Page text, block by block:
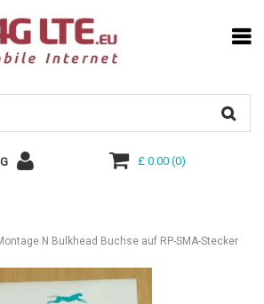
£ 0.00(0)
N Bulkhead Buchse auf RP-SMA-Stecker